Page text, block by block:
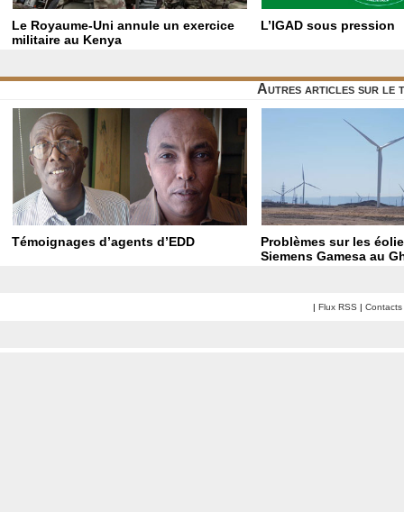
Le Royaume-Uni annule un exercice
militaire au Kenya
L’IGAD sous pression
Autres articles sur le
Témoignages d’agents d’EDD
Problèmes sur les
Siemens Gamesa au
| Flux RSS | Contacts